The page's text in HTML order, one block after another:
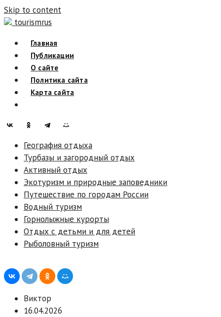
Skip to content
tourismrus
Главная
Публикации
О сайте
Политика сайта
Карта сайта
География отдыха
Турбазы и загородный отдых
Активный отдых
Экотуризм и природные заповедники
Путешествие по городам России
Водный туризм
Горнолыжные курорты
Отдых с детьми и для детей
Рыболовный туризм
Виктор
16.04.2026